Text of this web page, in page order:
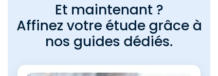
Et maintenant ?
Affinez votre étude grâce à
nos guides dédiés.